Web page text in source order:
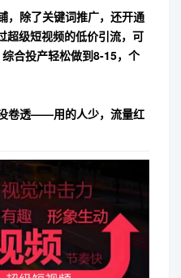
，除了关键词推广，还开通
超级短视频的低价引流，可
合投产轻松做到8-15，个
卷透——用的人少，流量红